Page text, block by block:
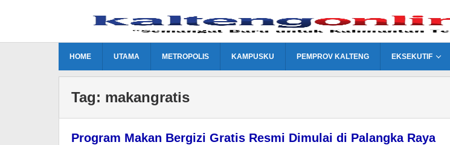
HOME UTAMA METROPOLIS KAMPUSKU PEMPROV KALTENG EKSEKUTIF
Tag: makangratis
Program Makan Bergizi Gratis Resmi Dimulai di Palangka Raya